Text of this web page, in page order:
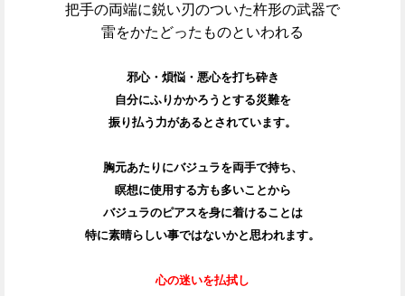
把手の両端に鋭い刃のついた杵形の武器で
雷をかたどったものといわれる
邪心・煩悩・悪心を打ち砕き
自分にふりかかろうとする災難を
振り払う力があるとされています。
胸元あたりにバジュラを両手で持ち、
瞑想に使用する方も多いことから
バジュラのピアスを身に着けることは
特に素晴らしい事ではないかと思われます。
心の迷いを払拭し